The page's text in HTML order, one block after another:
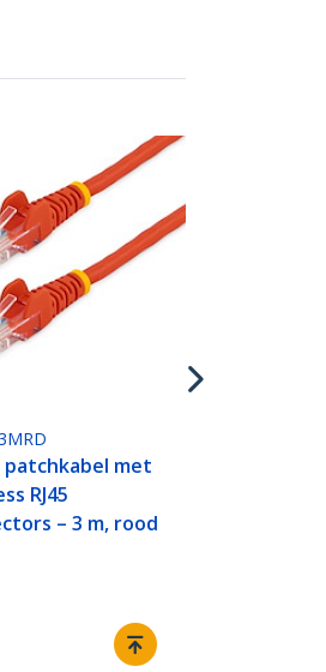
patchkabel met
RJ45
– 3 m, rood